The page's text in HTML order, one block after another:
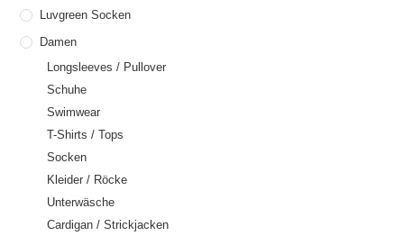
Luvgreen Socken
Damen
Longsleeves / Pullover
Schuhe
Swimwear
T-Shirts / Tops
Socken
Kleider / Röcke
Unterwäsche
Cardigan / Strickjacken